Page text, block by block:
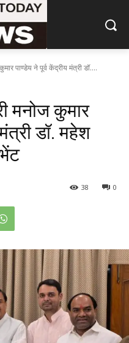
पाण्डेय ने पूर्व केंद्रीय मंत्री डॉ....
मनोज कुमार
डॉ. महेश
0
38